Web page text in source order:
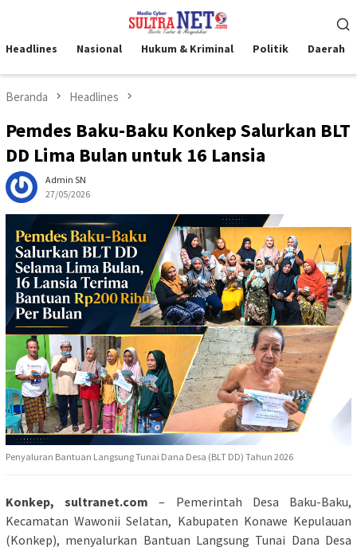
kontenMobile
Headlines Nasional Hukum & Kriminal Politik Daerah
Beranda Headlines
Pemdes Baku-Baku Konkep Salurkan BLT
DD Lima Bulan untuk 16 Lansia
Admin SN
27/05/2026
Penyaluran Bantuan Langsung Tunai Dana Desa (BLT DD) Tahun 2026
Konkep, sultranet.com – Pemerintah Desa Baku-Baku,
Kecamatan Wawonii Selatan, Kabupaten Konawe Kepulauan
(Konkep), menyalurkan Bantuan Langsung Tunai Dana Desa